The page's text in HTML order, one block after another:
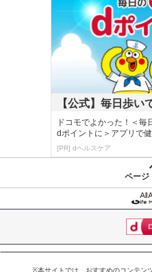
【公式】毎日歩い
う！
ドコモでよかった！＜毎
dポイントに＞アプリで健
楽しく続く！
[PR] dヘルスケア
ページ
※本サイトでは、おすすめのコンテン